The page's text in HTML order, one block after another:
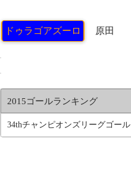
ドゥラゴアズーロ 原田
2015ゴールランキング
34thチャンピオンズリーグゴール